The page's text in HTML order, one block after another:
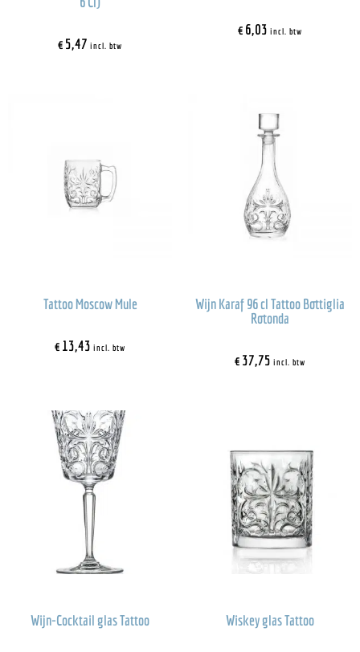
€5,47 incl. btw
€6,03 incl. btw
Tattoo Moscow Mule
€13,43 incl. btw
Wijn Karaf 96 cl Tattoo Bottiglia
Rotonda
€37,75 incl. btw
Wijn-Cocktail glas Tattoo Wiskey glas Tattoo